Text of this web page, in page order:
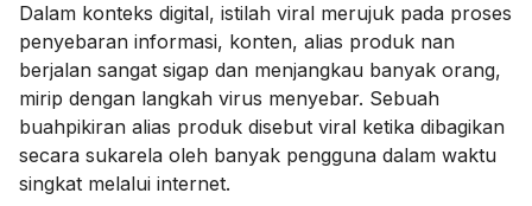
Dalam konteks digital, istilah viral merujuk pada proses
penyebaran informasi, konten, alias produk nan
berjalan sangat sigap dan menjangkau banyak orang,
mirip dengan langkah virus menyebar. Sebuah
buahpikiran alias produk disebut viral ketika dibagikan
secara sukarela oleh banyak pengguna dalam waktu
singkat melalui internet.